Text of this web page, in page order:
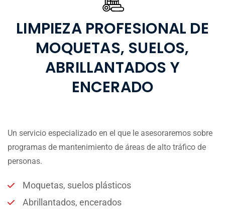
LIMPIEZA PROFESIONAL DE
MOQUETAS, SUELOS,
ABRILLANTADOS Y
ENCERADO
Un servicio especializado en el que le asesoraremos sobre
programas de mantenimiento de áreas de alto tráfico de
personas.
Moquetas, suelos plásticos
Abrillantados, encerados